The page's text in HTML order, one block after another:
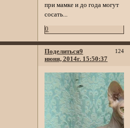
при мамке и до года могут
сосать...
0
Поделиться 124
9
июня, 2014г. 15:50:37